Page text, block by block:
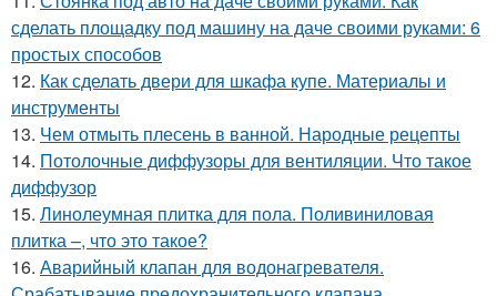
сделать площадку под машину на даче своими руками: 6
простых способов
12. Как сделать двери для шкафа купе. Материалы и
инструменты
13. Чем отмыть плесень в ванной. Народные рецепты
14. Потолочные диффузоры для вентиляции. Что такое
диффузор
15. Линолеумная плитка для пола. Поливиниловая
плитка –, что это такое?
16. Аварийный клапан для водонагревателя.